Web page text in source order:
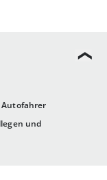
Autofahrer
und